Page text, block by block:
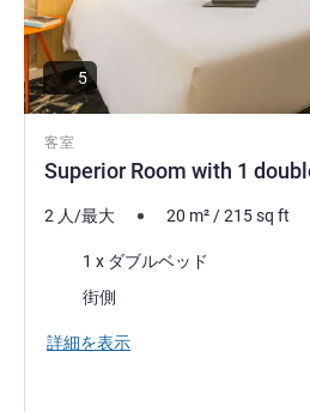
客室
Superior Room with 1
5
2 人/最大 20 m²/215sq ft
1 x ダブルベッド
ビュー:街側
詳細を表示